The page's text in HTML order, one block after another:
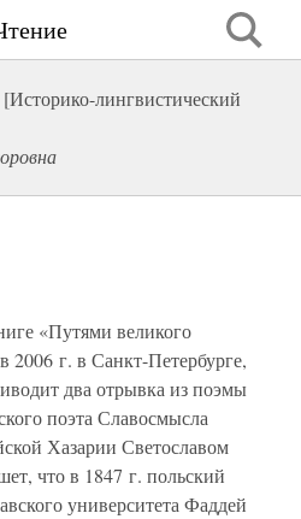
лингвистический
«Путями великого
г. в Санкт-Петербурге,
два отрывка из поэмы
поэта Славосмысла
Хазарии Светославом
что в 1847 г. польский
университета Фаддей